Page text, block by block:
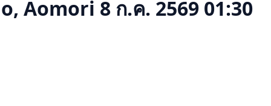
Aomori 8 ก.ค. 2569 01:30